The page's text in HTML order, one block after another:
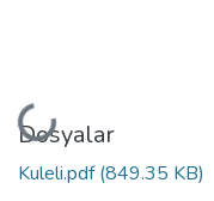
Yükleniyor...
Dosyalar
Kuleli.pdf(849.35 KB)